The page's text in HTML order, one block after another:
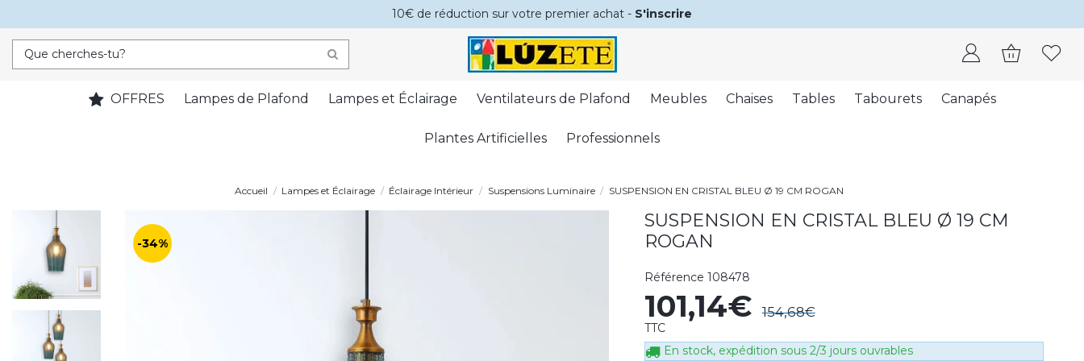
10€ de réduction sur votre premier achat - S'inscrire
OFFRES Lampes de Plafond Lampes et Éclairage Ventilateurs de Plafond Meubles Chaises Tables Tabourets Canapés
Plantes Artificielles Professionnels
Accueil Lampes et Éclairage Éclairage Intérieur Suspensions Luminaire SUSPENSION EN CRISTAL BLEU Ø 19 CM ROGAN
-34%
SUSPENSION EN CRISTAL BLEU Ø 19 CM
ROGAN
Référence 108478
101,14€ 154,68€
TTC
En stock, expédition sous 2/3 jours ouvrables